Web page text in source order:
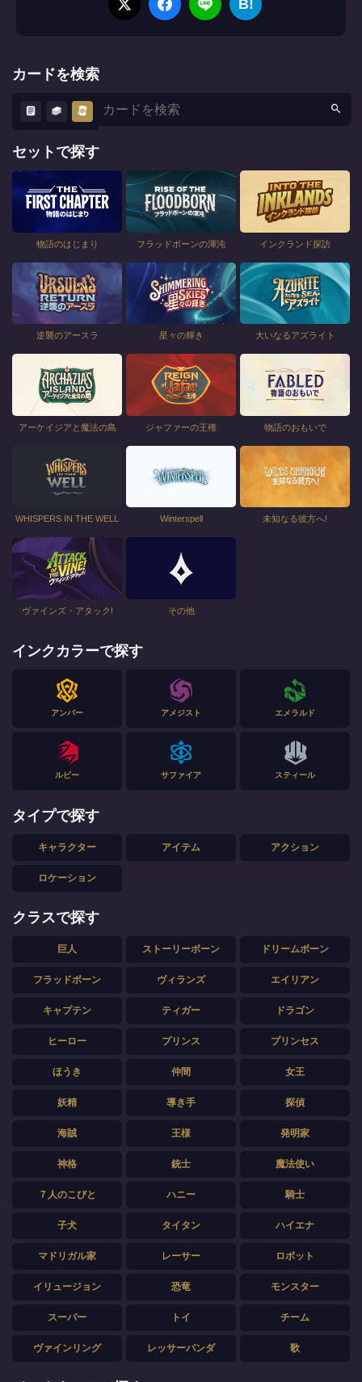
B!
カードを検索
セットで探す
物語のはじまり フラッドボーンの渾沌 インクランド探訪
逆襲のアースラ 星々の輝き 大いなるアズライト
アーケイジアと魔法の島 ジャファーの王権 物語のおもいで
WHISPERS IN THE WELL Winterspell 未知なる彼方へ!
ヴァインズ・アタック! その他
インクカラーで探す
アンバー アメジスト エメラルド
ルビー サファイア スティール
タイプで探す
キャラクター アイテム アクション
ロケーション
クラスで探す
巨人 ストーリーボーン ドリームボーン
フラッドボーン ヴィランズ エイリアン
キャプテン ティガー ドラゴン
ヒーロー プリンス プリンセス
ほうき 仲間 女王
妖精 導き手 探偵
海賊 王様 発明家
神格 銃士 魔法使い
７人のこびと ハニー 騎士
子犬 タイタン ハイエナ
マドリガル家 レーサー ロボット
イリュージョン 恐竜 モンスター
スーパー トイ チーム
ヴァインリング レッサーパンダ 歌